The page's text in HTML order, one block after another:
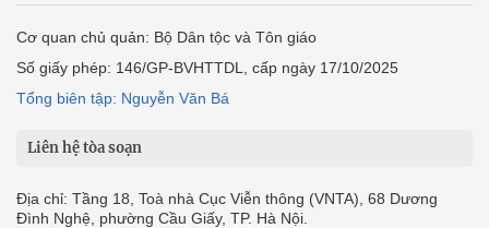
Cơ quan chủ quản: Bộ Dân tộc và Tôn giáo
Số giấy phép: 146/GP-BVHTTDL, cấp ngày 17/10/2025
Tổng biên tập: Nguyễn Văn Bá
Liên hệ tòa soạn
Địa chỉ: Tầng 18, Toà nhà Cục Viễn thông (VNTA), 68 Dương
Đình Nghệ, phường Cầu Giấy, TP. Hà Nội.